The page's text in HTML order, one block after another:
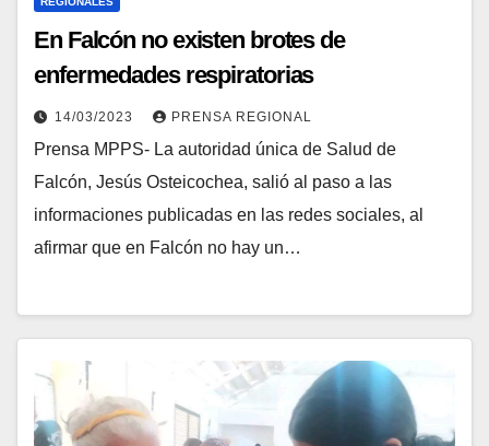
En Falcón no existen brotes de
enfermedades respiratorias
14/03/2023 PRENSA REGIONAL
Prensa MPPS- La autoridad única de Salud de
Falcón, Jesús Osteicochea, salió al paso a las
informaciones publicadas en las redes sociales, al
afirmar que en Falcón no hay un…